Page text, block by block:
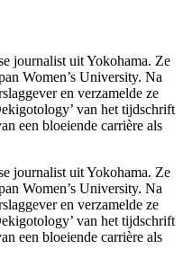
journalist uit Yokohama. Ze
Women’s University. Na
en verzamelde ze
van het tijdschrift
een bloeiende carrière als
journalist uit Yokohama. Ze
Women’s University. Na
en verzamelde ze
van het tijdschrift
een bloeiende carrière als